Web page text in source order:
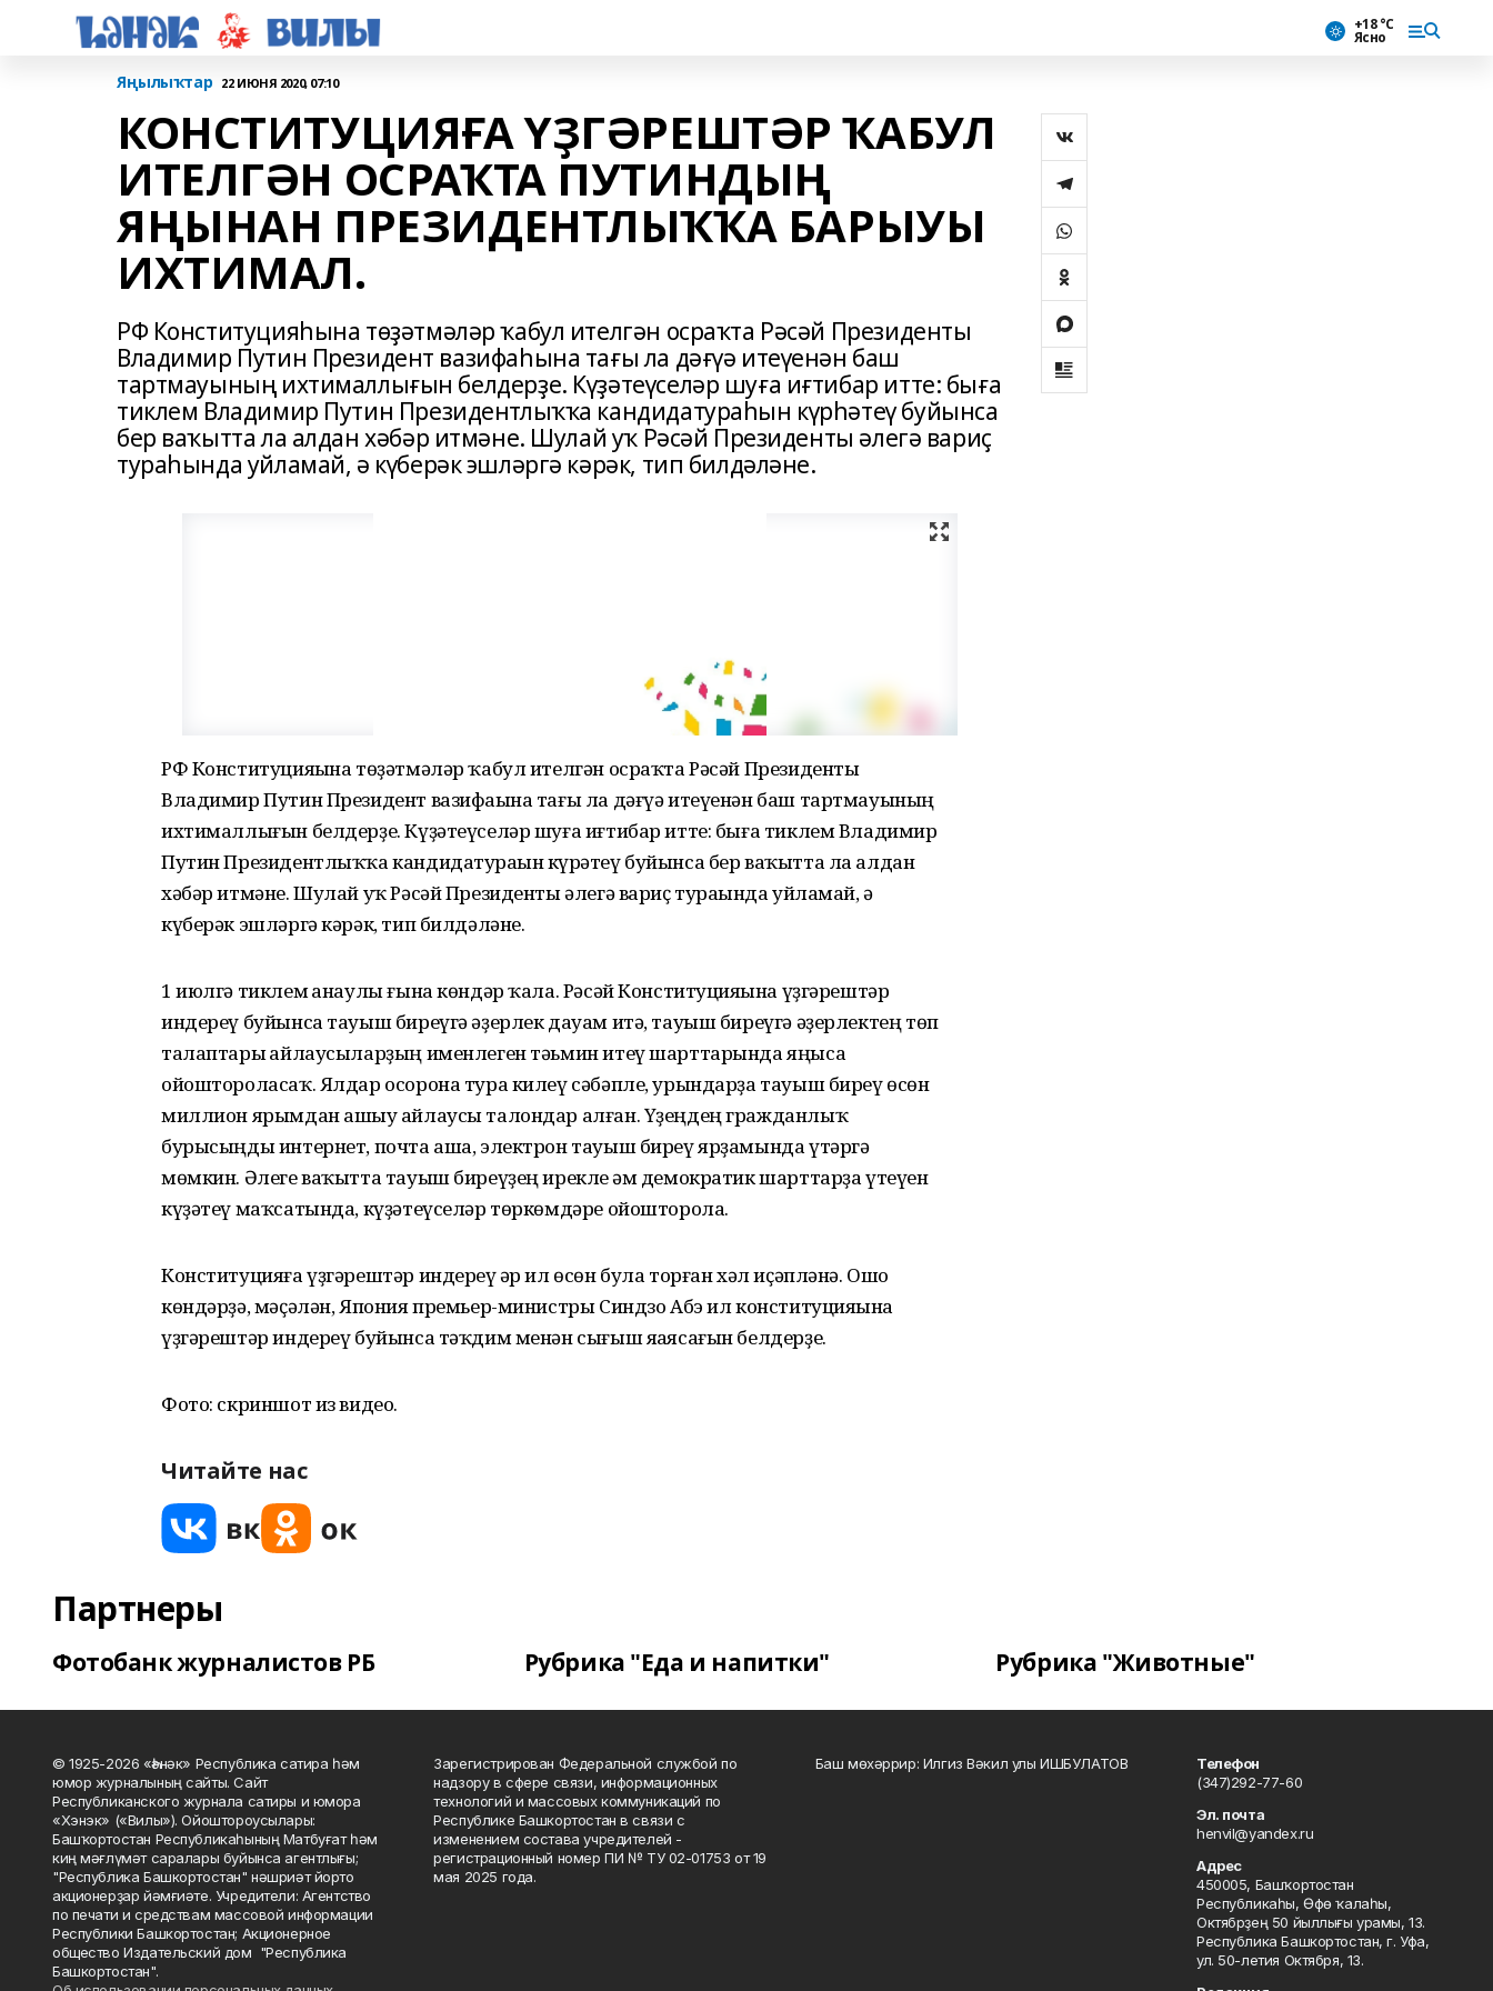
+18 °С
Ясно
Яңылыҡтар 22 ИЮНЯ 2020, 07:10
КОНСТИТУЦИЯҒА ҮҘГӘРЕШТӘР ҠАБУЛ
ИТЕЛГӘН ОСРАҠТА ПУТИНДЫҢ
ЯҢЫНАН ПРЕЗИДЕНТЛЫҠҠА БАРЫУЫ
ИХТИМАЛ.
РФ Конституцияһына төҙәтмәләр ҡабул ителгән осраҡта Рәсәй Президенты
Владимир Путин Президент вазифаһына тағы ла дәғүә итеүенән баш
тартмауының ихтималлығын белдерҙе. Күҙәтеүселәр шуға иғтибар итте: быға
тиклем Владимир Путин Президентлыҡҡа кандидатураһын күрһәтеү буйынса
бер ваҡытта ла алдан хәбәр итмәне. Шулай уҡ Рәсәй Президенты әлегә вариҫ
тураһында уйламай, ә күберәк эшләргә кәрәк, тип билдәләне.
РФ Конституцияһына төҙәтмәләр ҡабул ителгән осраҡта Рәсәй Президенты
Владимир Путин Президент вазифаһына тағы ла дәғүә итеүенән баш тартмауының
ихтималлығын белдерҙе. Күҙәтеүселәр шуға иғтибар итте: быға тиклем Владимир
Путин Президентлыҡҡа кандидатураһын күрһәтеү буйынса бер ваҡытта ла алдан
хәбәр итмәне. Шулай уҡ Рәсәй Президенты әлегә вариҫ тураһында уйламай, ә
күберәк эшләргә кәрәк, тип билдәләне.
1 июлгә тиклем һанаулы ғына көндәр ҡала. Рәсәй Конституцияһына үҙгәрештәр
индереү буйынса тауыш биреүгә әҙерлек дауам итә, тауыш биреүгә әҙерлектең төп
талаптары һайлаусыларҙың именлеген тәьмин итеү шарттарында яңыса
ойоштороласаҡ. Ялдар осорона тура килеү сәбәпле, урындарҙа тауыш биреү өсөн
миллион ярымдан ашыу һайлаусы талондар алған. Үҙеңдең гражданлыҡ
бурысыңды интернет, почта аша, электрон тауыш биреү ярҙамында үтәргә
мөмкин. Әлеге ваҡытта тауыш биреүҙең ирекле һәм демократик шарттарҙа үтеүен
күҙәтеү маҡсатында, күҙәтеүселәр төркөмдәре ойошторола.
Конституцияға үҙгәрештәр индереү һәр ил өсөн була торған хәл иҫәпләнә. Ошо
көндәрҙә, мәҫәлән, Япония премьер-министры Синдзо Абэ ил конституцияһына
үҙгәрештәр индереү буйынса тәҡдим менән сығыш яһаясағын белдерҙе.
Фото: скриншот из видео.
Читайте нас
Партнеры
Фотобанк журналистов РБ Рубрика "Еда и напитки" Рубрика "Животные"
© 1925-2026 «Һәнәк» Республика сатира һәм
юмор журналының сайты. Сайт
Республиканского журнала сатиры и юмора
«Хэнэк» («Вилы»). Ойоштороусылары:
Башҡортостан Республикаһының Матбуғат һәм
киң мәғлүмәт саралары буйынса агентлығы;
"Республика Башкортостан" нәшриәт йорто
акционерҙар йәмғиәте. Учредители: Агентство
по печати и средствам массовой информации
Республики Башкортостан; Акционерное
общество Издательский дом "Республика
Башкортостан".
Зарегистрирован Федеральной службой по
надзору в сфере связи, информационных
технологий и массовых коммуникаций по
Республике Башкортостан в связи с
изменением состава учредителей -
регистрационный номер ПИ № ТУ 02-01753 от 19
мая 2025 года.
Баш мөхәррир: Илгиз Вәкил улы ИШБУЛАТОВ
Телефон
(347)292-77-60
Эл. почта
henvil@yandex.ru
Адрес
450005, Башҡортостан
Республикаһы, Өфө ҡалаһы,
Октябрҙең 50 йыллығы урамы, 13.
Республика Башкортостан, г. Уфа,
ул. 50-летия Октября, 13.